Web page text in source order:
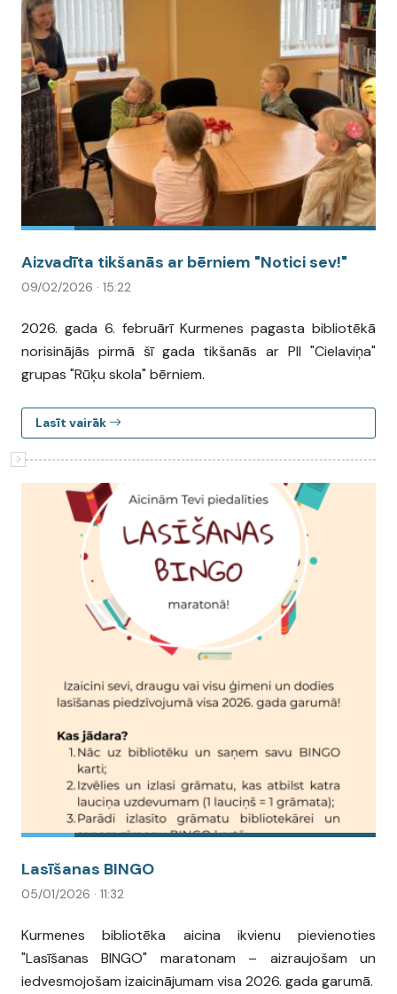
Aizvadīta tikšanās ar bērniem "Notici sev!"
09/02/2026 · 15:22
2026. gada 6. februārī Kurmenes pagasta bibliotēkā
norisinājās pirmā šī gada tikšanās ar PII "Cielaviņa"
grupas "Rūķu skola" bērniem.
Lasīt vairāk
Lasīšanas BINGO
05/01/2026 · 11:32
Kurmenes bibliotēka aicina ikvienu pievienoties
"Lasīšanas BINGO" maratonam – aizraujošam un
iedvesmojošam izaicinājumam visa 2026. gada garumā.